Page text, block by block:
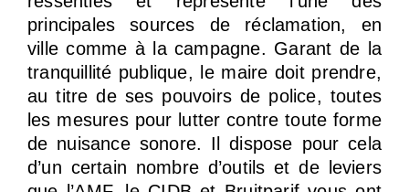
principales sources de réclamation, en
ville comme à la campagne. Garant de la
tranquillité publique, le maire doit prendre,
au titre de ses pouvoirs de police, toutes
les mesures pour lutter contre toute forme
de nuisance sonore. Il dispose pour cela
d’un certain nombre d’outils et de leviers